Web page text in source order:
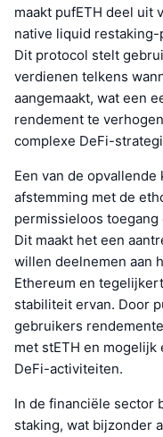
maakt pufETH deel uit
native liquid
Dit protocol stelt
verdienen telkens
aangemaakt, wat een
rendement te
complexe DeFi-
Een van de
afstemming met de
permissieloos
Dit maakt het een
willen deelnemen aan
Ethereum en
stabiliteit ervan. Door
gebruikers
met stETH en
DeFi-activiteiten.
In de financiële sector
staking, wat bijzonder